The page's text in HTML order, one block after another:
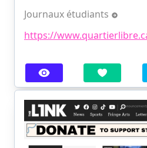
Journaux étudiants
https://